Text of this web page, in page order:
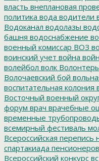
власть внеплановая
политика вода водители
Водоканал водолазы
башня водоснабжение
военный комиссар ВОЗ
воинский учет война
волейбол волк
Волочаевский бой
воспитательная колония
Восточный военный
форум врач врачебные
временные
всемирный фестиваль
Всероссийская перепись
спартакиада пенсионеров
Всероссийский конкурс